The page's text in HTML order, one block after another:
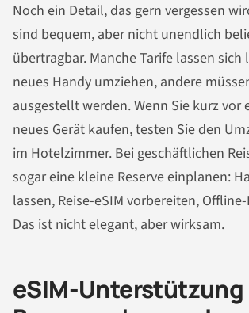
Noch ein Detail, das gern vergessen
sind bequem, aber nicht unendlich
übertragbar. Manche Tarife lassen sich
neues Handy umziehen, andere
ausgestellt werden. Wenn Sie kurz vor
neues Gerät kaufen, testen Sie den
im Hotelzimmer. Bei geschäftlichen
sogar eine kleine Reserve einplanen:
lassen, Reise-eSIM vorbereiten,
Das ist nicht elegant, aber wirksam.
eSIM-